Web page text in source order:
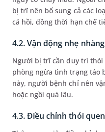
bị trĩ nên bổ sung cả các
cá hồi, đồng thời hạn chế
4.2. Vận động nhẹ nhàng
Người bị trĩ cần duy trì thói
phòng ngừa tình trạng táo
này, người bệnh chỉ nên
hoặc ngồi quá lâu.
4.3. Điều chỉnh thói